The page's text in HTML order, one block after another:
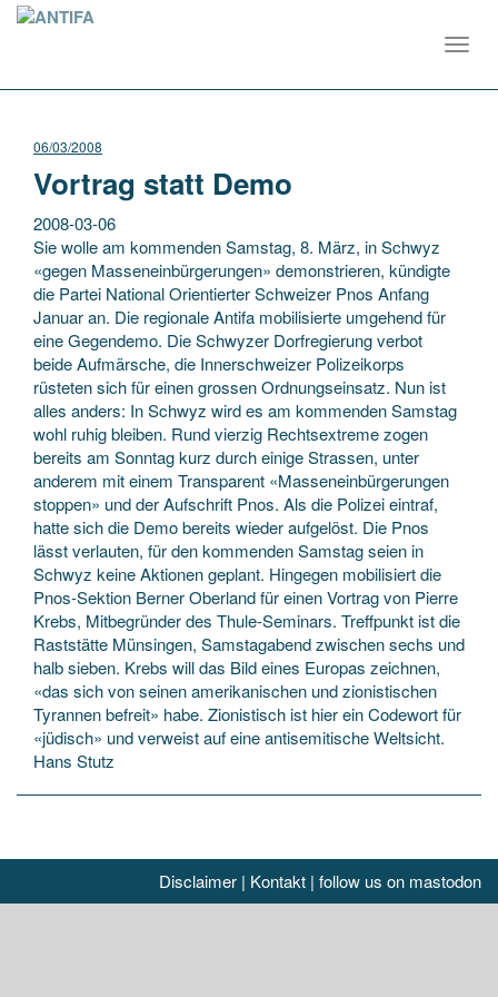
06/03/2008
Vortrag statt Demo
2008-03-06
Sie wolle am kommenden Samstag, 8. März, in Schwyz
«gegen Masseneinbürgerungen» demonstrieren, kündigte
die Partei National Orientierter Schweizer Pnos Anfang
Januar an. Die regionale Antifa mobilisierte umgehend für
eine Gegendemo. Die Schwyzer Dorf­regierung verbot
beide Aufmärsche, die Innerschweizer Polizeikorps
rüsteten sich für einen grossen Ordnungseinsatz. Nun ist
alles anders: In Schwyz wird es am kommenden Samstag
wohl ruhig bleiben. Rund vierzig Rechtsextreme zogen
bereits am Sonntag kurz durch einige Strassen, unter
anderem mit einem Transparent «Masseneinbürgerungen
stoppen» und der Aufschrift Pnos. Als die Polizei eintraf,
hatte sich die Demo bereits wieder aufgelöst. Die Pnos
lässt verlauten, für den kommenden Samstag seien in
Schwyz keine Aktionen geplant. Hingegen mobilisiert die
Pnos-Sektion Berner Oberland für einen Vortrag von Pierre
Krebs, Mitbegründer des Thule-Seminars. Treffpunkt ist die
Raststätte Münsingen, Samstagabend zwischen sechs und
halb sieben. Krebs will das Bild eines Europas zeichnen,
«das sich von seinen amerikanischen und zionistischen
Tyrannen befreit» habe. Zionistisch ist hier ein Codewort für
«jüdisch» und verweist auf eine antisemitische Weltsicht.
Hans Stutz
Disclaimer | Kontakt | follow us on mastodon